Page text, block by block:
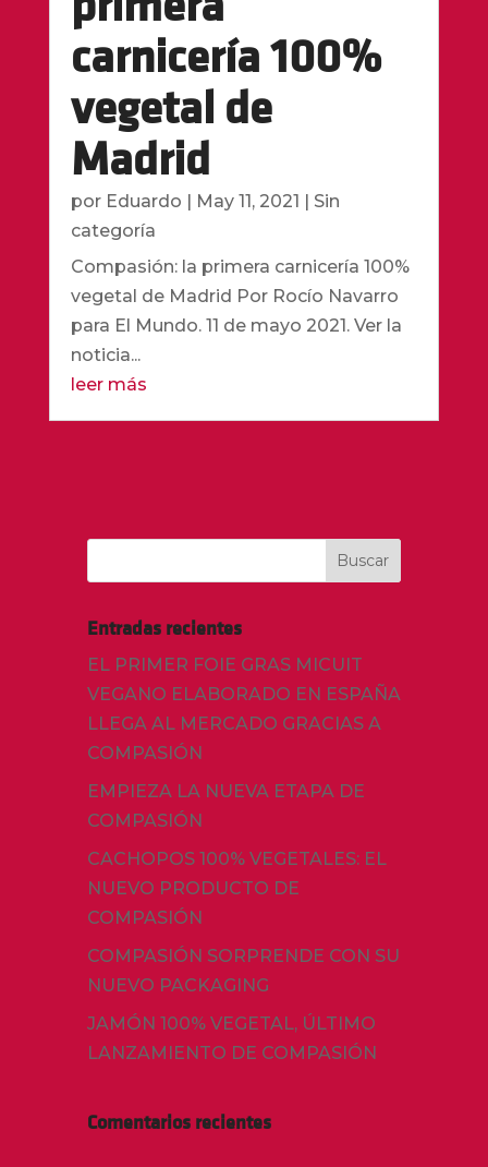
carnicería 100%
vegetal de
Madrid
por Eduardo | May 11, 2021 | Sin
categoría
Compasión: la primera carnicería 100%
vegetal de Madrid Por Rocío Navarro
para El Mundo. 11 de mayo 2021. Ver la
noticia...
leer más
Entradas recientes
EL PRIMER FOIE GRAS MICUIT
VEGANO ELABORADO EN ESPAÑA
LLEGA AL MERCADO GRACIAS A
COMPASIÓN
EMPIEZA LA NUEVA ETAPA DE
COMPASIÓN
CACHOPOS 100% VEGETALES: EL
NUEVO PRODUCTO DE
COMPASIÓN
COMPASIÓN SORPRENDE CON SU
NUEVO PACKAGING
JAMÓN 100% VEGETAL, ÚLTIMO
LANZAMIENTO DE COMPASIÓN
Comentarios recientes